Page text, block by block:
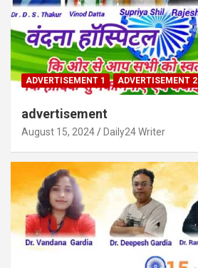
ADVERTISEMENT 1 ADVERTISEMENT 2
advertisement
August 15, 2024 Daily24 Writer